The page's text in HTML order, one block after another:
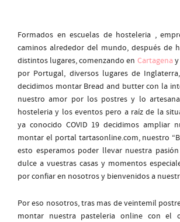
Formados en escuelas de hosteleria ,
caminos alrededor del mundo, después de
distintos lugares, comenzando en Cartagena
por Portugal, diversos lugares de
decidimos montar Bread and butter con la
nuestro amor por los postres y lo
hosteleria y los eventos pero a raíz de la
ya conocido COVID 19 decidimos ampliar
montar el portal tartasonline.com, nuestro
esto esperamos poder llevar nuestra
dulce a vuestras casas y momentos
por confiar en nosotros y bienvenidos a
Por eso nosotros, tras mas de veintemil
montar nuestra pasteleria online con el